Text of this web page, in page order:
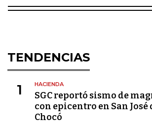
TENDENCIAS
1 HACIENDA
SGC reportó sismo de
con epicentro en San
Chocó